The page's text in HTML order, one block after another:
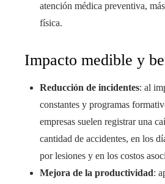
atención médica preventiva,
física.
Impacto medible y
Reducción de incidentes: al
constantes y programas
empresas suelen registrar una
cantidad de accidentes, en los
por lesiones y en los costos
Mejora de la productividad: